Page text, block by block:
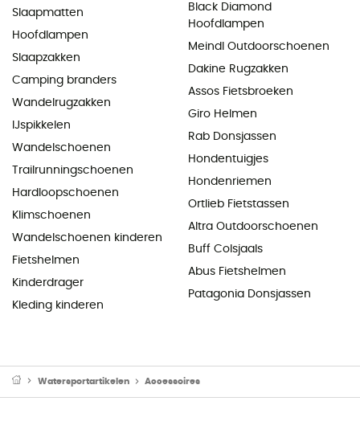
Slaapmatten
Hoofdlampen
Slaapzakken
Camping branders
Wandelrugzakken
IJspikkelen
Wandelschoenen
Trailrunningschoenen
Hardloopschoenen
Klimschoenen
Wandelschoenen kinderen
Fietshelmen
Kinderdrager
Kleding kinderen
Black Diamond
Hoofdlampen
Meindl Outdoorschoenen
Dakine Rugzakken
Assos Fietsbroeken
Giro Helmen
Rab Donsjassen
Hondentuigjes
Hondenriemen
Ortlieb Fietstassen
Altra Outdoorschoenen
Buff Colsjaals
Abus Fietshelmen
Patagonia Donsjassen
Watersportartikelen Accessoires